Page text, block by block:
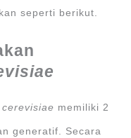
seperti berikut.
memiliki 2
generatif. Secara